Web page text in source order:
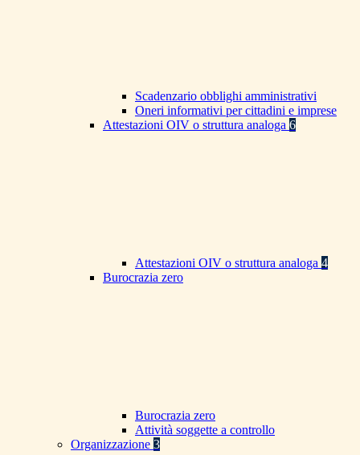
Scadenzario obblighi amministrativi
Oneri informativi per cittadini e imprese
Attestazioni OIV o struttura analoga 6
Attestazioni OIV o struttura analoga 4
Burocrazia zero
Burocrazia zero
Attività soggette a controllo
Organizzazione 3